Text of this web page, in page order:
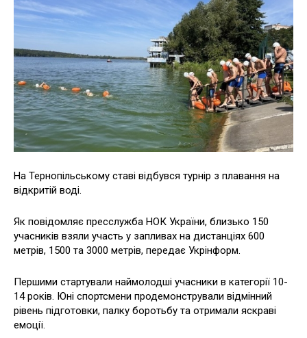
На Тернопільському ставі відбувся турнір з плавання на
відкритій воді.
Як повідомляє пресслужба НОК України, близько 150
учасників взяли участь у запливах на дистанціях 600
метрів, 1500 та 3000 метрів, передає Укрінформ.
Першими стартували наймолодші учасники в категорії 10-
14 років. Юні спортсмени продемонстрували відмінний
рівень підготовки, палку боротьбу та отримали яскраві
емоції.